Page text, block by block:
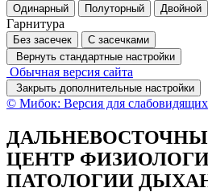
Одинарный Полуторный Двойной
Гарнитура
Без засечек
С засечками
Вернуть стандартные настройки
Обычная версия сайта
Закрыть дополнительные настройки
© Мибок: Версия для слабовидящих
ЦЕНТР
ПАТОЛОГИИ